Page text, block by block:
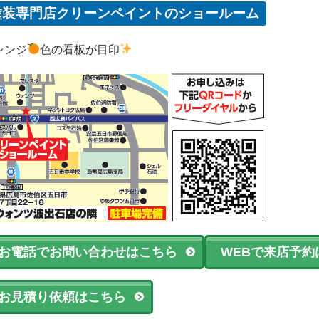
専門店クリーンペイントのショールーム
ンジ 色の看板が目印
電話でお問い合わせはこちら WEBで来店予約
見積り依頼はこちら